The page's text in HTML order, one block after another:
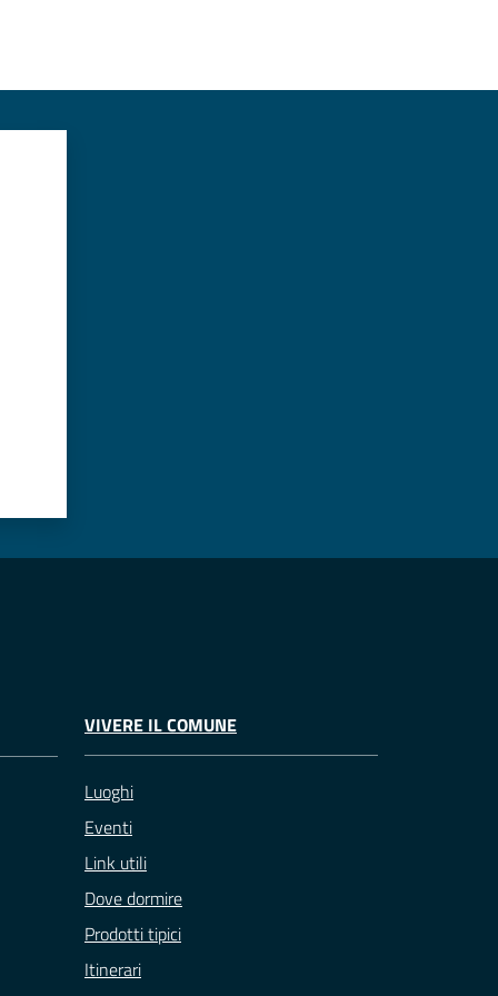
VIVERE IL COMUNE
Luoghi
Eventi
Link utili
Dove dormire
Prodotti tipici
Itinerari